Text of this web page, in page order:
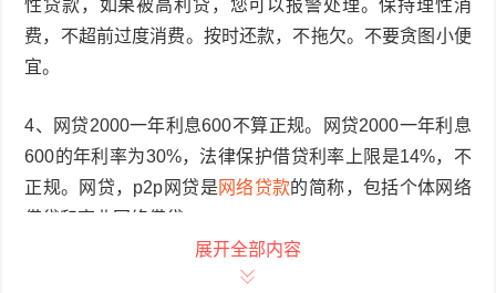
性贷款，如果被高利贷，您可以报警处理。保持理性消
费，不超前过度消费。按时还款，不拖欠。不要贪图小便
宜。
4、网贷2000一年利息600不算正规。网贷2000一年利息
600的年利率为30%，法律保护借贷利率上限是14%，不
正规。网贷，p2p网贷是 网络贷款的简称，包括个体网络
借贷和商业网络借贷。
就是向朋友借钱3000块钱没有合同,但是他给我说自借钱
展开全部内容